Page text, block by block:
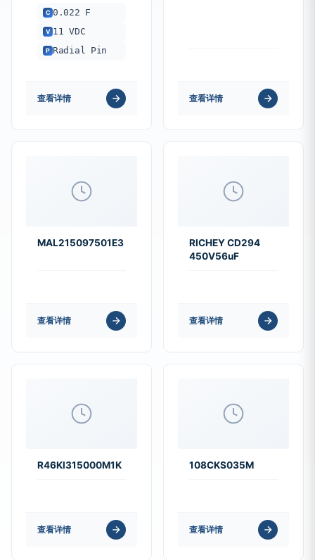
C 0.022 F
V 11 VDC
P Radial Pin
查看详情 查看详情
MAL215097501E3
查看详情
RICHEY CD294
450V56uF
查看详情
R46KI315000M1K
查看详情
108CKS035M
查看详情